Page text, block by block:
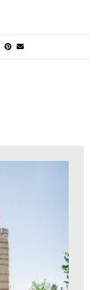
anche solo la voglia di
una stella alpina.
fautori dei principali
contando su una
dalle grandi direttrici
di aprirsi al mondo. E
possa essere davvero
del dopo
),
vesciche e strada a